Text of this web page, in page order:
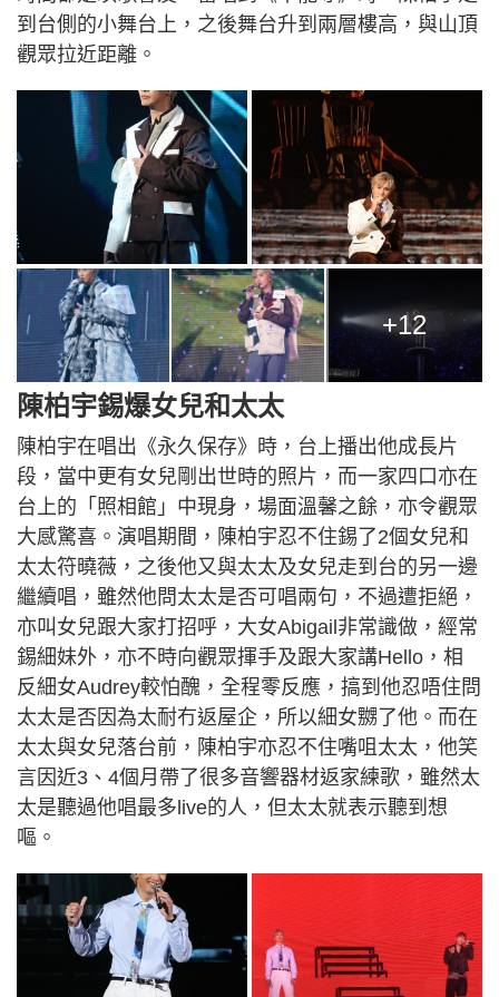
到台側的小舞台上，之後舞台升到兩層樓高，與山頂
觀眾拉近距離。
+12
陳柏宇錫爆女兒和太太
陳柏宇在唱出《永久保存》時，台上播出他成長片
段，當中更有女兒剛出世時的照片，而一家四口亦在
台上的「照相館」中現身，場面溫馨之餘，亦令觀眾
大感驚喜。演唱期間，陳柏宇忍不住錫了2個女兒和
太太符曉薇，之後他又與太太及女兒走到台的另一邊
繼續唱，雖然他問太太是否可唱兩句，不過遭拒絕，
亦叫女兒跟大家打招呼，大女Abigail非常識做，經常
錫細妹外，亦不時向觀眾揮手及跟大家講Hello，相
反細女Audrey較怕醜，全程零反應，搞到他忍唔住問
太太是否因為太耐冇返屋企，所以細女嬲了他。而在
太太與女兒落台前，陳柏宇亦忍不住嘴咀太太，他笑
言因近3、4個月帶了很多音響器材返家練歌，雖然太
太是聽過他唱最多live的人，但太太就表示聽到想
嘔。